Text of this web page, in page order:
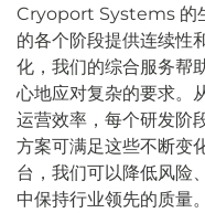
Cryoport Systems 的
的各个阶段提供连续性
化，我们的综合服务帮
心地应对复杂的要求。
运营效率，每个研发阶
方案可满足这些不断变
台，我们可以降低风险
中保持行业领先的质量